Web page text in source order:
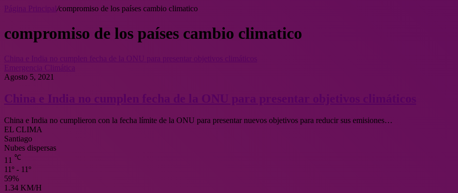
Página Principal /compromiso de los países cambio climatico
compromiso de los países cambio climatico
China e India no cumplen fecha de la ONU para presentar objetivos climáticos
Emergencia Climática
Agosto 5, 2021
China e India no cumplen fecha de la ONU para presentar objetivos climáticos
China e India no cumplieron con la fecha límite de la ONU para presentar nuevos objetivos para reducir sus emisiones…
EL CLIMA
Santiago
Nubes dispersas
11 ℃
11º - 11º
59%
1.34 KM/H